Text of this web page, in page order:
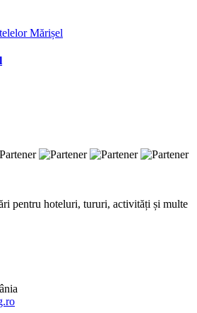
pentru hoteluri, tururi, activități și multe